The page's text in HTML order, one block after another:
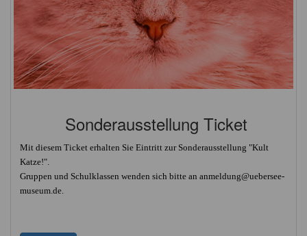
Sonderausstellung Ticket
Mit diesem Ticket erhalten Sie Eintritt zur Sonderausstellung "Kult
Katze!".
Gruppen und Schulklassen wenden sich bitte an anmeldung@uebersee-
museum.de.